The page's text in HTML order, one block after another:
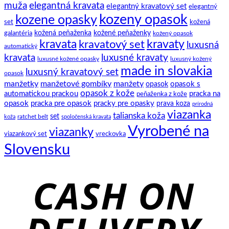
to.
ich
história
zaviazať
klasický
spoločenský
motýlik
muža elegantná kravata elegantný kravatový set elegantný
set kozene opasky kozeny opasok kožená
galantéria kožená peňaženka kožené peňaženky kožený opasok
automatický kravata kravatový set kravaty luxusná
kravata luxusné kožené opasky luxusné kravaty luxusný kožený
opasok luxusný kravatový set made in slovakia
manžetky manžetové gombíky manžety opasok opasok s
automatickou prackou opasok z kože peňaženka z kože pracka na
opasok pracka pre opasok pracky pre opasky prava koza prírodná
koža ratchet belt set spoločenská kravata talianska koža viazanka
viazankový set viazanky vreckovka Vyrobené na
Slovensku